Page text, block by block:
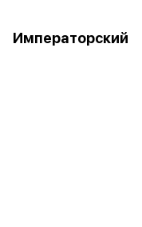
Императорский